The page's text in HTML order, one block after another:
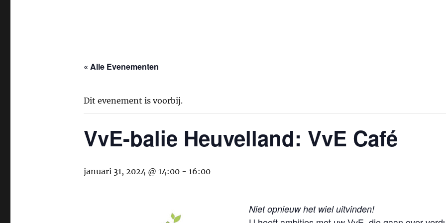
« Alle Evenementen
Dit evenement is voorbij.
VvE-balie Heuvelland: VvE Café
januari 31, 2024 @ 14:00 - 16:00
Niet opnieuw het wiel uitvinden!